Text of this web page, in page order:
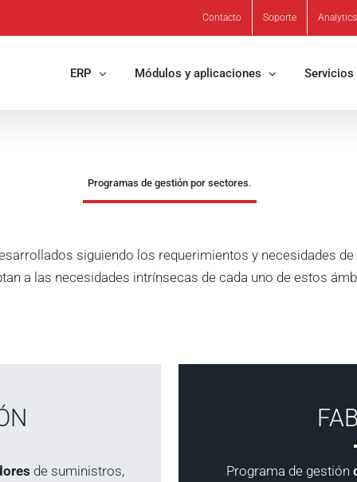
Contacto Soporte Analytics
ERP Módulos y aplicaciones Servicios
Programas de gestión por sectores.
siguiendo los requerimientos y necesidades de
a las necesidades intrínsecas de cada uno de estos
de suministros,
Programa de gestión